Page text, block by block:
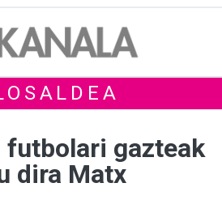
futbolari gazteak
dira Matx